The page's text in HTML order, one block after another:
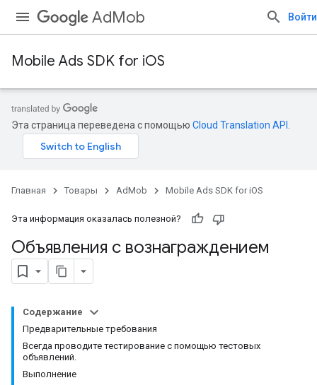
AdMob Войти
Mobile Ads SDK for iOS
Эта страница переведена с помощью Cloud Translation API
Главная Товары AdMob Mobile Ads SDK for iOS
Эта информация оказалась полезной?
Объявления с вознаграждением
Содержание
Предварительные требования
Всегда проводите тестирование с помощью тестовых
объявлений.
Выполнение